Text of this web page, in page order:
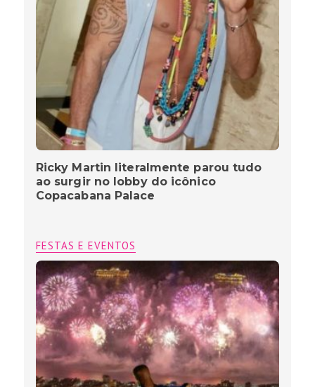
Ricky Martin literalmente parou tudo
ao surgir no lobby do icônico
Copacabana Palace
FESTAS E EVENTOS